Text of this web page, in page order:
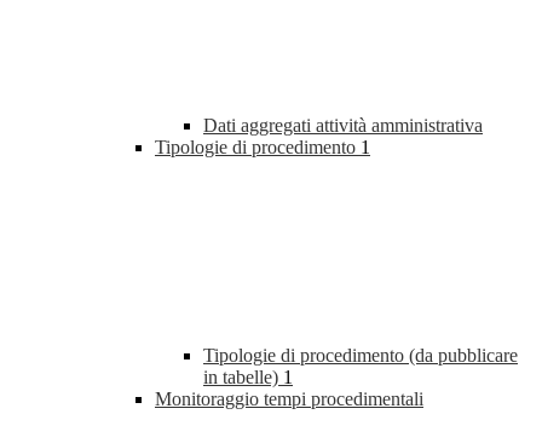
Dati aggregati attività amministrativa
Tipologie di procedimento 1
Tipologie di procedimento (da pubblicare
in tabelle) 1
Monitoraggio tempi procedimentali